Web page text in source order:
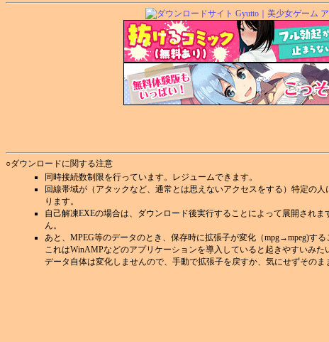
○ダウンロードに関する注意
同時接続数制限を行っています。レジュームできます。
回線帯域が（アタックなど、通常とは思えないアクセスをする）特定の
ります。
自己解凍EXEの場合は、ダウンロード後実行することによって展開され
ん。
あと、MPEG等のデータのとき、保存時に拡張子が変化（mpg→mpeg)する
これはWinAMPなどのアプリケーションを導入していると起きやすいみた
データ自体は変化しませんので、手動で拡張子を戻すか、気にせずそのま